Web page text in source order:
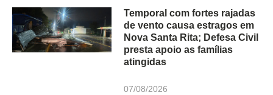
Temporal com fortes rajadas
de vento causa estragos em
Nova Santa Rita; Defesa Civil
presta apoio as famílias
atingidas
07/08/2026